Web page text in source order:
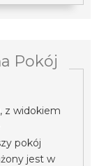
Pokój
z widokiem
pokój
jest w